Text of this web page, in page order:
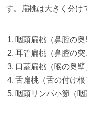
す。扁桃は大きく分け
咽頭扁桃（鼻腔の奥
耳管扁桃（鼻腔の突
口蓋扁桃（喉の奥壁
舌扁桃（舌の付け根
咽頭リンパ小節（咽